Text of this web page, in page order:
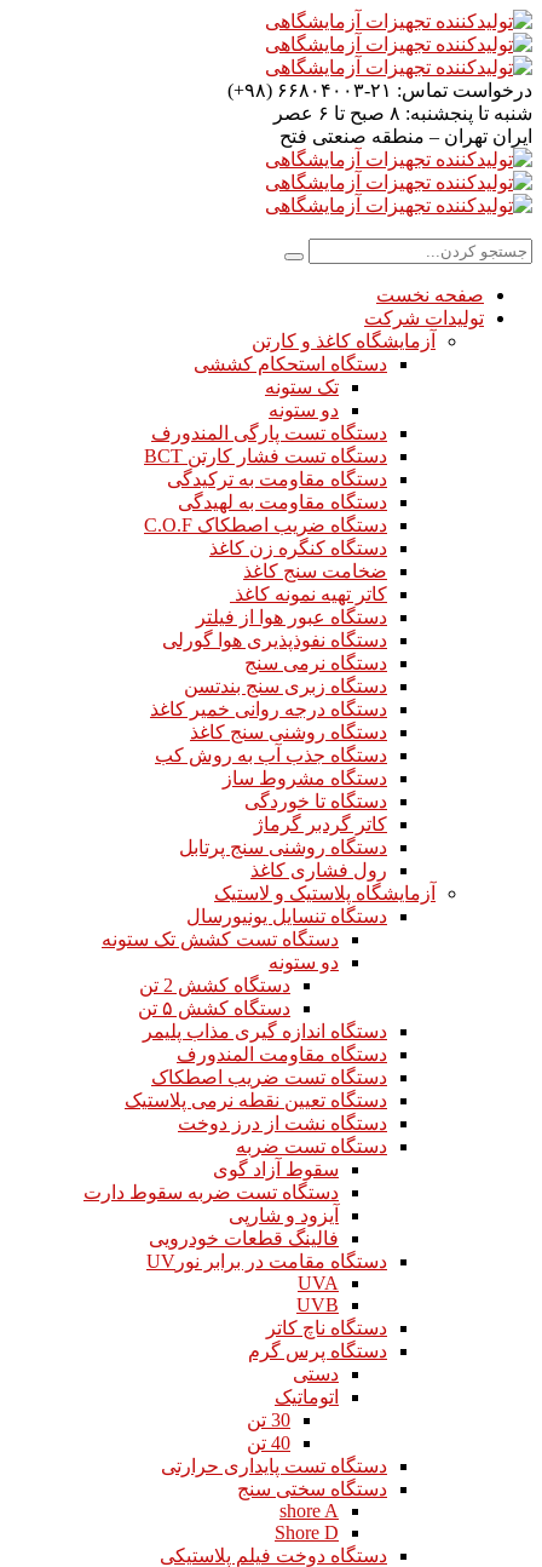
درخواست تماس: ۲۱-۶۶۸۰۴۰۰۳ (۹۸+)
شنبه تا پنجشنبه: ۸ صبح تا ۶ عصر
ایران تهران – منطقه صنعتی فتح
صفحه نخست
تولیدات شرکت
آزمایشگاه کاغذ و کارتن
دستگاه استحکام کششی
تک ستونه
دو ستونه
دستگاه تست پارگی المندورف
دستگاه تست فشار کارتن BCT
دستگاه مقاومت به ترکیدگی
دستگاه مقاومت به لهیدگی
دستگاه ضریب اصطکاک C.O.F
دستگاه کنگره زن کاغذ
ضخامت سنج کاغذ
کاتر تهیه نمونه کاغذ
دستگاه عبور هوا از فیلتر
دستگاه نفوذپذیری هوا گورلی
دستگاه نرمی سنج
دستگاه زبری سنج بندتسن
دستگاه درجه روانی خمیر کاغذ
دستگاه روشنی سنج کاغذ
دستگاه جذب آب به روش کب
دستگاه مشروط ساز
دستگاه تا خوردگی
کاتر گردبر گرماژ
دستگاه روشنی سنج پرتابل
رول فشاری کاغذ
آزمایشگاه پلاستیک و لاستیک
دستگاه تنسایل یونیورسال
دستگاه تست کشش تک ستونه
دو ستونه
دستگاه کشش 2 تن
دستگاه کشش ۵ تن
دستگاه اندازه گیری مذاب پلیمر
دستگاه مقاومت المندورف
دستگاه تست ضریب اصطکاک
دستگاه تعیین نقطه نرمی پلاستیک
دستگاه نشت از درز دوخت
دستگاه تست ضربه
سقوط آزاد گوی
دستگاه تست ضربه سقوط دارت
آیزود و شارپی
فالینگ قطعات خودرویی
دستگاه مقامت در برابر نورUV
UVA
UVB
دستگاه ناچ کاتر
دستگاه پرس گرم
دستی
اتوماتیک
30 تن
40 تن
دستگاه تست پایداری حرارتی
دستگاه سختی سنج
shore A
Shore D
دستگاه دوخت فیلم پلاستیکی